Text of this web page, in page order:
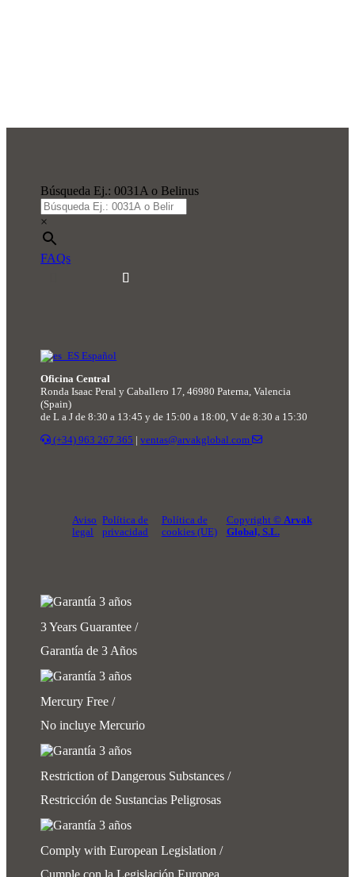
Búsqueda Ej.: 0031A o Belinus
×
FAQs
Español
Oficina Central
Ronda Isaac Peral y Caballero 17, 46980 Paterna, Valencia
(Spain)
de L a J de 8:30 a 13:45 y de 15:00 a 18:00, V de 8:30 a 15:30
(+34) 963 267 365 |ventas@arvakglobal.com
Aviso
legal
Política de
privacidad
Política de
cookies (UE)
Copyright © Arvak
Global, S.L.
3 Years Guarantee /
Garantía de 3 Años
Mercury Free /
No incluye Mercurio
Restriction of Dangerous Substances /
Restricción de Sustancias Peligrosas
Comply with European Legislation /